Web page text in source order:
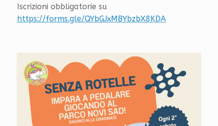
Iscrizioni obbligatorie su
https://forms.gle/QYbGJxMBYbzbX8KDA